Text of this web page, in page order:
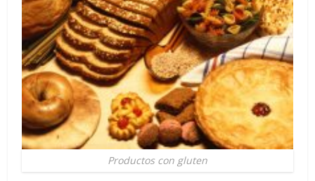
Productos con gluten